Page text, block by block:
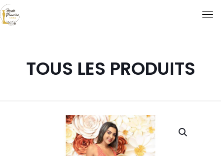
TOUS LES PRODUITS